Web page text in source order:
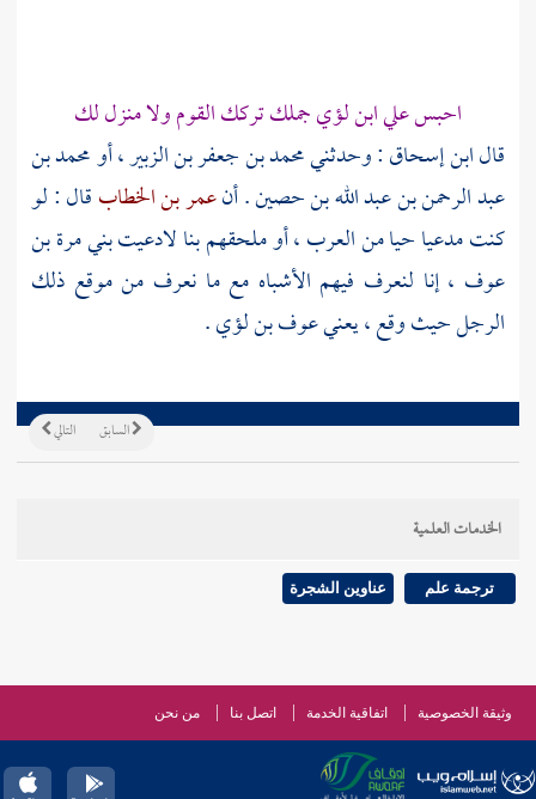
احبس علي ابن لؤي جملك تركك القوم ولا منزل لك
قالابن إسحاق :وحدثنيمحمد بن جعفر بن الزبير، أومحمد بن
عبد الرحمن بن عبد الله بن حصين. أنعمر بن الخطابقال : لو
كنت مدعيا حيا من العرب ، أو ملحقهم بنا لادعيتبني مرة بن
عوف ، إنا لنعرف فيهم الأشباه مع ما نعرف من موقع ذلك
الرجل حيث وقع ، يعنيعوف بن لؤي.
التالي السابق
الخدمات العلمية
ترجمة علم عناوين الشجرة
وثيقة الخصوصية اتفاقية الخدمة اتصل بنا من نحن